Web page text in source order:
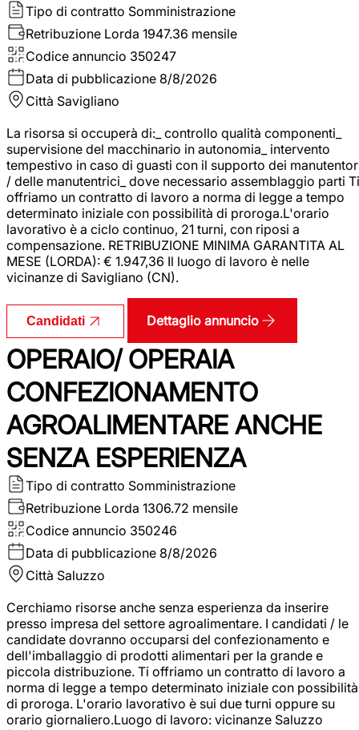
Tipo di contratto Somministrazione
Retribuzione Lorda 1947.36 mensile
Codice annuncio 350247
Data di pubblicazione 8/8/2026
Città Savigliano
La risorsa si occuperà di:_ controllo qualità componenti_
supervisione del macchinario in autonomia_ intervento
tempestivo in caso di guasti con il supporto dei
/ delle manutentrici_ dove necessario assemblaggio parti Ti
offriamo un contratto di lavoro a norma di legge a tempo
determinato iniziale con possibilità di proroga.L'orario
lavorativo è a ciclo continuo, 21 turni, con riposi a
compensazione. RETRIBUZIONE MINIMA GARANTITA AL
MESE (LORDA): € 1.947,36 Il luogo di lavoro è nelle
vicinanze di Savigliano (CN).
Candidati Dettaglio annuncio
OPERAIO/ OPERAIA
CONFEZIONAMENTO
AGROALIMENTARE ANCHE
SENZA ESPERIENZA
Tipo di contratto Somministrazione
Retribuzione Lorda 1306.72 mensile
Codice annuncio 350246
Data di pubblicazione 8/8/2026
Città Saluzzo
Cerchiamo risorse anche senza esperienza da inserire
presso impresa del settore agroalimentare. I candidati / le
candidate dovranno occuparsi del confezionamento e
dell'imballaggio di prodotti alimentari per la grande e
piccola distribuzione. Ti offriamo un contratto di lavoro a
norma di legge a tempo determinato iniziale con possibilità
di proroga. L'orario lavorativo è sui due turni oppure su
orario giornaliero.Luogo di lavoro: vicinanze Saluzzo